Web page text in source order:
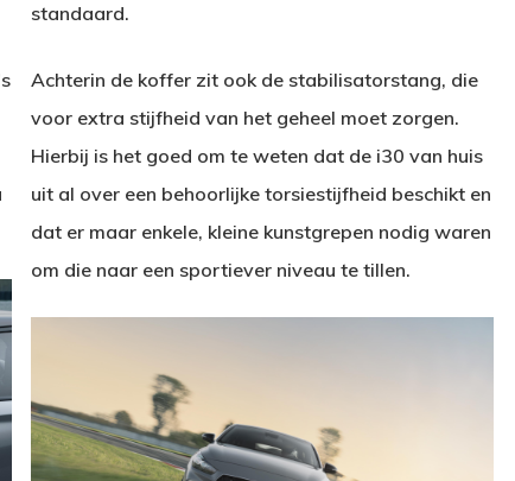
standaard.
Achterin de koffer zit ook de stabilisatorstang, die
voor extra stijfheid van het geheel moet zorgen.
Hierbij is het goed om te weten dat de i30 van huis
uit al over een behoorlijke torsiestijfheid beschikt en
dat er maar enkele, kleine kunstgrepen nodig waren
om die naar een sportiever niveau te tillen.